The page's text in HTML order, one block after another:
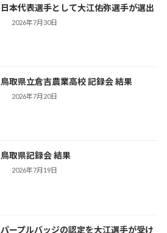
日本代表選手として大江佑弥選手が選出
2026年7月30日
鳥取県立倉吉農業高校 記録会 結果
2026年7月20日
鳥取県記録会 結果
2026年7月19日
パープルバッジの認定を大江選手が受け